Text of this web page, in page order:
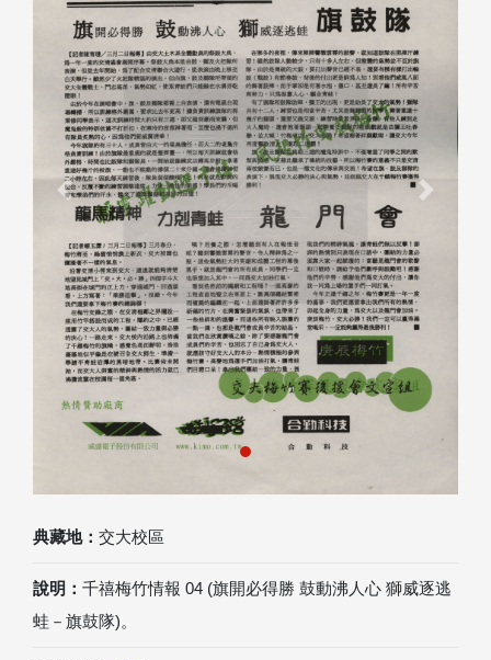
管理者登入
典藏地： 交大校區
說明： 千禧梅竹情報 04 (旗開必得勝 鼓動沸人心 獅威逐逃
蛙－旗鼓隊)。
Previous Next